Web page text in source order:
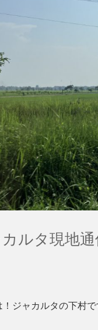
カルタ現地
ジャカルタの下村